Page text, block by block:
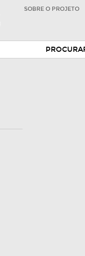
SOBRE O PROJETO